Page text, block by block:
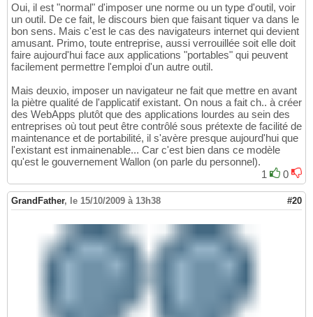
Oui, il est "normal" d'imposer une norme ou un type d'outil, voir
un outil. De ce fait, le discours bien que faisant tiquer va dans le
bon sens. Mais c'est le cas des navigateurs internet qui devient
amusant. Primo, toute entreprise, aussi verrouillée soit elle doit
faire aujourd'hui face aux applications "portables" qui peuvent
facilement permettre l'emploi d'un autre outil.
Mais deuxio, imposer un navigateur ne fait que mettre en avant
la piètre qualité de l'applicatif existant. On nous a fait ch.. à créer
des WebApps plutôt que des applications lourdes au sein des
entreprises où tout peut être contrôlé sous prétexte de facilité de
maintenance et de portabilité, il s'avère presque aujourd'hui que
l'existant est inmainenable... Car c'est bien dans ce modèle
qu'est le gouvernement Wallon (on parle du personnel).
1
0
GrandFather, le 15/10/2009 à 13h38 #20